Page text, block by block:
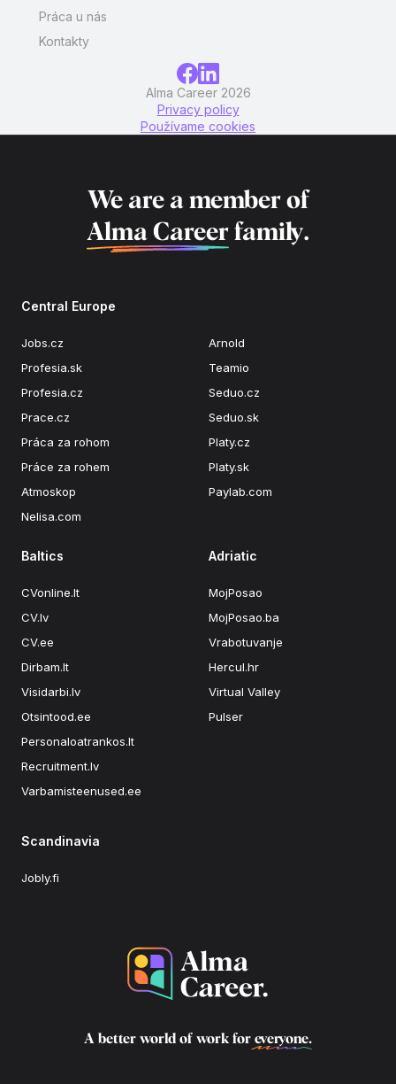
Práca u nás
Kontakty
Alma Career 2026
Privacy policy
Používame cookies
We are a member of
Alma Career family.
Central Europe
Jobs.cz
Profesia.sk
Profesia.cz
Prace.cz
Práca za rohom
Práce za rohem
Atmoskop
Nelisa.com
Arnold
Teamio
Seduo.cz
Seduo.sk
Platy.cz
Platy.sk
Paylab.com
Baltics
CVonline.lt
CV.lv
CV.ee
Dirbam.lt
Visidarbi.lv
Otsintood.ee
Personaloatrankos.lt
Recruitment.lv
Varbamisteenused.ee
Adriatic
MojPosao
MojPosao.ba
Vrabotuvanje
Hercul.hr
Virtual Valley
Pulser
Scandinavia
Jobly.fi
A better world of work for everyone.